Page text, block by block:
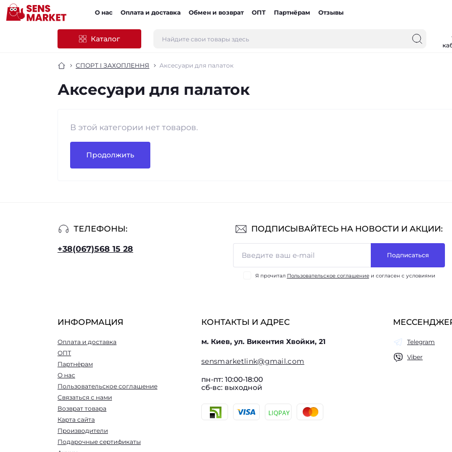
О нас Оплата и доставка Обмен и возврат ОПТ Партнёрам Отзывы
Каталог
СПОРТ І ЗАХОПЛЕННЯ Аксесуари для палаток
Аксесуари для палаток
В этой категории нет товаров.
Продолжить
ТЕЛЕФОНЫ:
+38(067)568 15 28
ПОДПИСЫВАЙТЕСЬ НА НОВОСТИ И АКЦИИ:
Подписаться
Я прочитал Пользовательское соглашениеи согласен с условиями
ИНФОРМАЦИЯ
Оплата и доставка
ОПТ
Партнёрам
О нас
Пользовательское соглашение
Связаться с нами
Возврат товара
Карта сайта
Производители
Подарочные сертификаты
КОНТАКТЫ И АДРЕС
м. Киев, ул. Викентия Хвойки, 21
sensmarketlink@gmail.com
пн-пт: 10:00-18:00
сб-вс: выходной
Telegram
Viber